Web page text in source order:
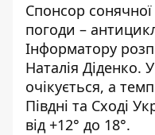
Спонсор сонячної
погоди –
Інформатору
Наталія Діденко.
очікується, а
Півдні та Сході
від +12° до 18°.